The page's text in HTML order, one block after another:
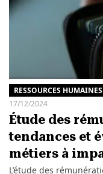
RESSOURCES HUMAINES
17/12/2024
Étude des
tendances et
métiers à
L’étude des